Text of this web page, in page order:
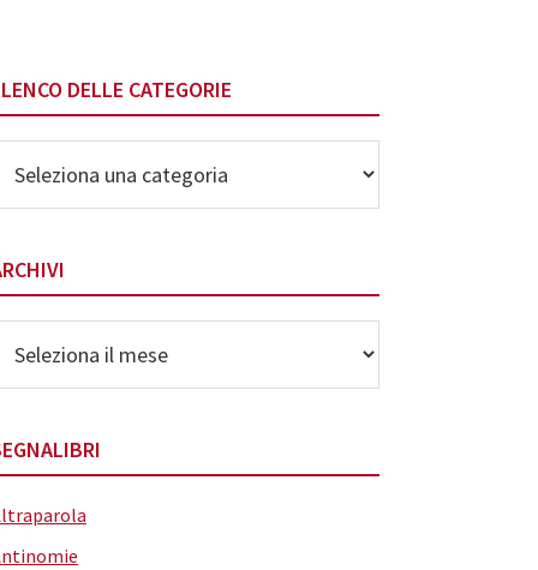
DELLE CATEGORIE
delle